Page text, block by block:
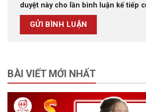
duyệt này cho lần bình luận kế tiếp
BÀI VIẾT MỚI NHẤT